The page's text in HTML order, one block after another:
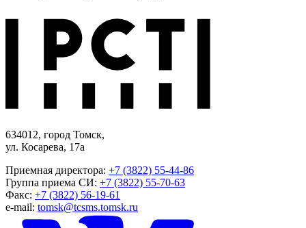
634012, город Томск,
ул. Косарева, 17а
Приемная директора: +7 (3822) 55-44-86
Группа приема СИ: +7 (3822) 55-70-63
Факс: +7 (3822) 56-19-61
e-mail: tomsk@tcsms.tomsk.ru